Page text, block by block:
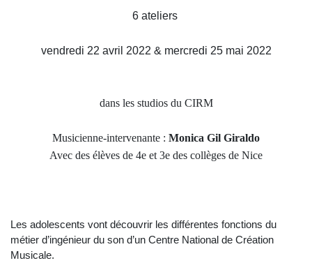
6 ateliers
vendredi 22 avril 2022 & mercredi 25 mai 2022
dans les studios du CIRM
Musicienne-intervenante : Monica Gil Giraldo
Avec des élèves de 4e et 3e des collèges de Nice
Les adolescents vont découvrir les différentes fonctions du
métier d’ingénieur du son d’un Centre National de Création
Musicale.